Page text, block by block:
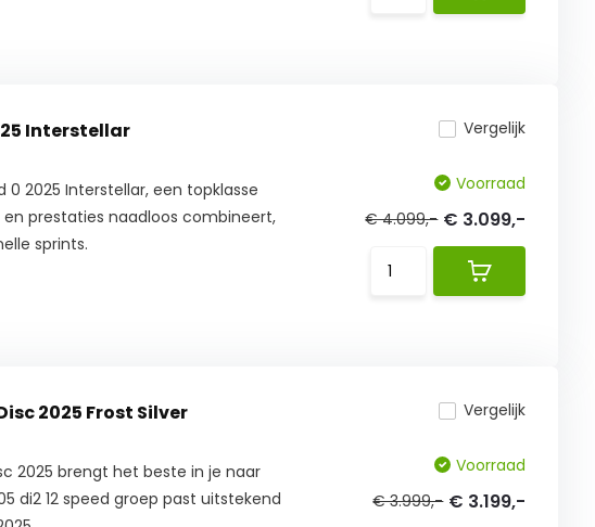
Interstellar
0 2025 Interstellar, een topklasse
prestaties naadloos combineert,
sprints.
Vergelijk
Voorraad
€ 4.099,- € 3.099,-
TCR Advanced 0 Disc 2025 Frost Silver
2025 brengt het beste in je naar
di2 12 speed groep past uitstekend
Vergelijk
Voorraad
€ 3.999,- € 3.199,-